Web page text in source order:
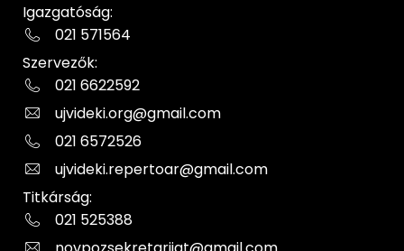
Igazgatóság:
021 571564
Szervezők:
021 6622592
ujvideki.org@gmail.com
021 6572526
ujvideki.repertoar@gmail.com
Titkárság:
021 525388